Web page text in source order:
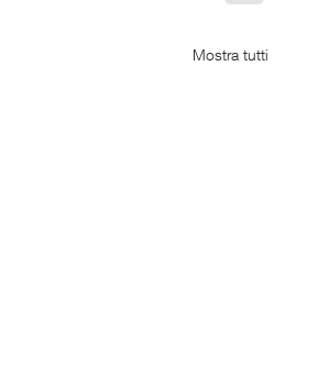
Mostra tutti